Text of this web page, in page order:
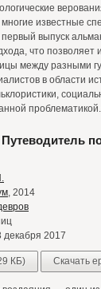
известные
выпуск
что позволяет
между разными
в области
, 2014
декабря 2017
КБ) Скачать